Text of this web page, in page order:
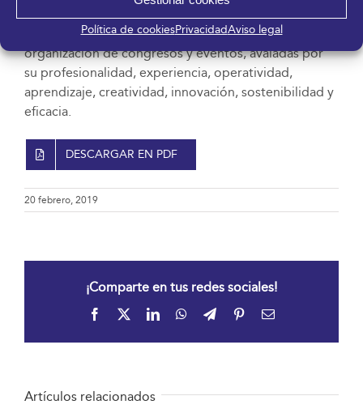
Política de cookiesPrivacidadAviso legal
y Eventos (OPCE) nace gracias a la unión de las
diferentes empresas especializadas en la
organización de congresos y eventos, avaladas por
su profesionalidad, experiencia, operatividad,
aprendizaje, creatividad, innovación, sostenibilidad y
eficacia.
DESCARGAR EN PDF
20 febrero, 2019
¡Comparte en tus redes sociales!
Facebook LinkedInWhatsApp
TelegramPinterestCorreo
Artículos relacionados